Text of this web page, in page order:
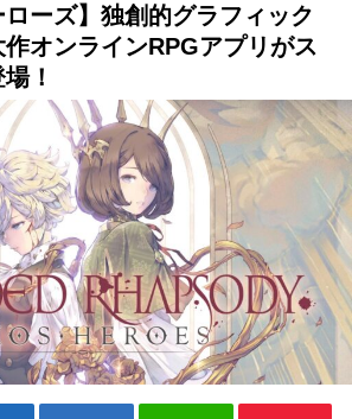
ローズ】独創的グラフィック
オンラインRPGアプリがス
！